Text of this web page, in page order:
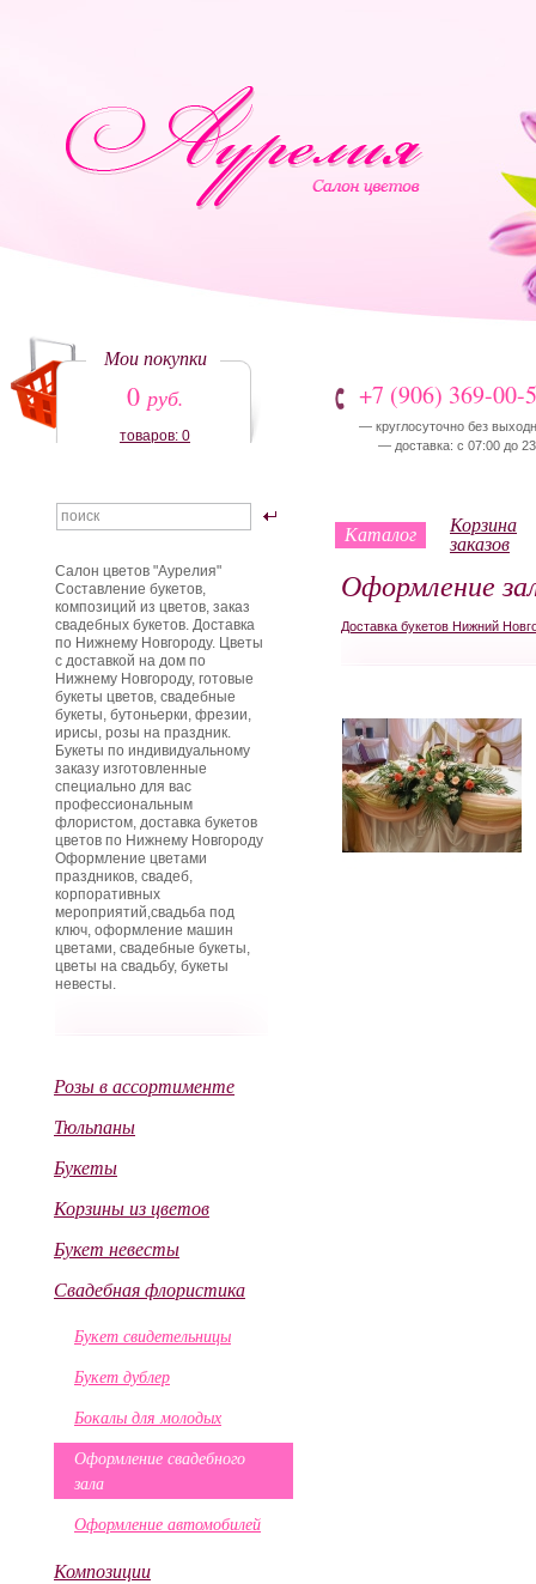
Мои покупки
0 руб.
товаров: 0
+7 (906) 369-00-
— круглосуточно без
— доставка: с 07:00 до
Каталог Корзина
заказов
Оформление
Доставка букетов Нижний
Салон цветов "Аурелия"
Составление букетов,
композиций из цветов, заказ
свадебных букетов. Доставка
по Нижнему Новгороду. Цветы
с доставкой на дом по
Нижнему Новгороду, готовые
букеты цветов, свадебные
букеты, бутоньерки, фрезии,
ирисы, розы на праздник.
Букеты по индивидуальному
заказу изготовленные
специально для вас
профессиональным
флористом, доставка букетов
цветов по Нижнему Новгороду
Оформление цветами
праздников, свадеб,
корпоративных
мероприятий,свадьба под
ключ, оформление машин
цветами, свадебные букеты,
цветы на свадьбу, букеты
невесты.
Розы в ассортименте
Тюльпаны
Букеты
Корзины из цветов
Букет невесты
Свадебная флористика
Букет свидетельницы
Букет дублер
Бокалы для молодых
Оформление свадебного
зала
Оформление автомобилей
Композиции